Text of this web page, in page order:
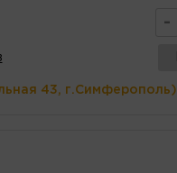
-
43, г.Симферополь)